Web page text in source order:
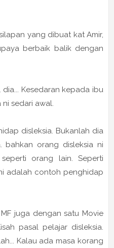
yang dibuat kat Amir,
berbaik balik dengan
Kesedaran kepada ibu
sedari awal.
disleksia. Bukanlah dia
bahkan orang disleksia ni
orang lain. Seperti
adalah contoh penghidap
juga dengan satu Movie
pasal pelajar disleksia.
Kalau ada masa korang